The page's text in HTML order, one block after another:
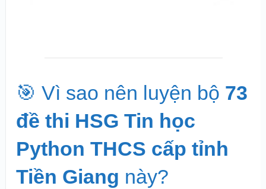
🎯 Vì sao nên luyện bộ 73
đề thi HSG Tin học
Python THCS cấp tỉnh
Tiền Giang này?